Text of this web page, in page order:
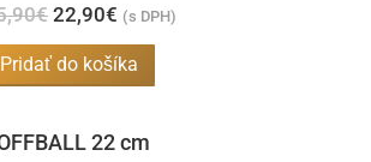
€ Pôvodná
bola:
25,90€.
22,90€ Aktuálna
je:
22,90€.
(s DPH)
Pridať do košíka
22 cm